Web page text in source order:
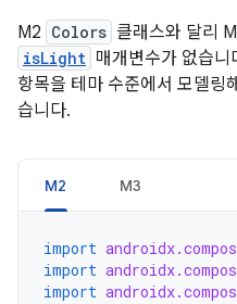
M2 Colors 클래스와 달리
isLight 매개변수가 없습
항목을 테마 수준에서 모델링
습니다.
M2 M3
import
import
import